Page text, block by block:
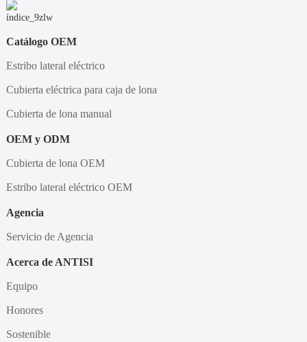
Catálogo OEM
Estribo lateral eléctrico
Cubierta eléctrica para caja de lona
Cubierta de lona manual
OEM y ODM
Cubierta de lona OEM
Estribo lateral eléctrico OEM
Agencia
Servicio de Agencia
Acerca de ANTISI
Equipo
Honores
Sostenible